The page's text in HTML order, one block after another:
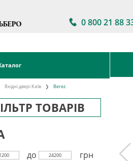
0 800 21 88
Вхідні двері Київ Berez
ТОВАРІВ
до 24200 грн